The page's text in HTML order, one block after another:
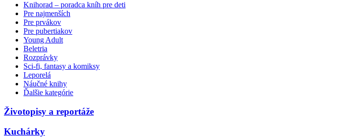
Knihorad – poradca kníh pre deti
Pre najmenších
Pre prvákov
Pre pubertiakov
Young Adult
Beletria
Rozprávky
Sci-fi, fantasy a komiksy
Leporelá
Náučné knihy
Ďalšie kategórie
Životopisy a reportáže
Kuchárky